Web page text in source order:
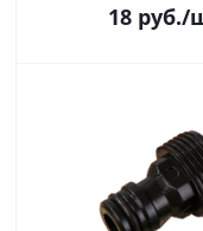
18руб./